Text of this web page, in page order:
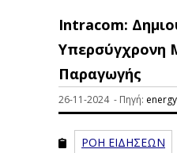
Intracom:
Υπερσύγχρονη
Παραγωγής
26-11-2024 - Πηγή:
ΡΟΗ ΕΙΔΗΣΕΩΝ